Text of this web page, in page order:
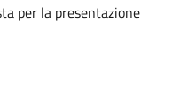
per la presentazione